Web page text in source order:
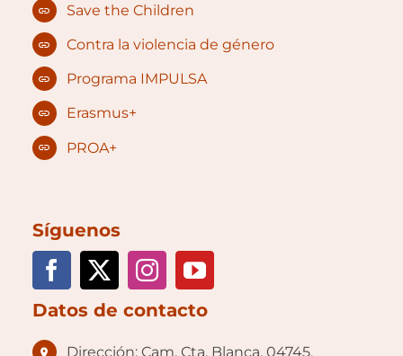
Save the Children
Contra la violencia de género
Programa IMPULSA
Erasmus+
PROA+
Síguenos
Datos de contacto
Dirección: Cam. Cta. Blanca, 04745,